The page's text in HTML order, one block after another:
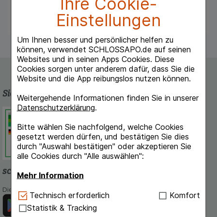
Einstellungen
Um Ihnen besser und persönlicher helfen zu
können, verwendet SCHLOSSAPO.de auf seinen
Websites und in seinen Apps Cookies. Diese
Cookies sorgen unter anderem dafür, dass Sie die
Website und die App reibungslos nutzen können.
Weitergehende Informationen finden Sie in unserer
Datenschutzerklärung.
Bitte wählen Sie nachfolgend, welche Cookies
gesetzt werden dürfen, und bestätigen Sie dies
durch "Auswahl bestätigen" oder akzeptieren Sie
alle Cookies durch "Alle auswählen":
Mehr Information
Technisch Notwendig:Hierbei handelt es sich um
Cookies, die für die Grundfunktionen unserer
Website notwendig sind (z.B. Navigation,
Technisch erforderlich
Komfort
Statistik & Tracking
Bei Fortdauer der Krankheitssymptome ist
medizinischer Rat einzuholen.
Sicherheit und Qualität
Schlossapo.de ist registriert beim
Dokumentation und Information.
schlossapo.de-App
Die App von schlossapo.de jetzt mit E-Rezept-Scanner